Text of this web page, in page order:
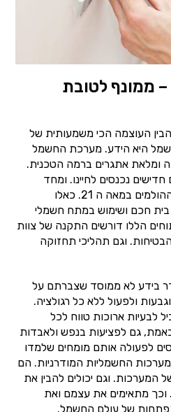
– ממונף לטובת
העוצמה הכי משמעותית של
היא הידע. מערכת החשמל
ומלאת אתגרים ברמה הטכנית.
נכנסים לחיינו. ומחד
מאפשרים את תנאי המגורים ההולמים במאה ה 21. כאלו
חכם ושימוש במתח חשמלי
הללו דורשים התקנה של צוות
וגם תהליכי תחזוקה
בידע לא ממוסד שצברתם על
ולפעול ללא כל רגולציה.
ארוכות טווח לכל
גם לפציעות בנפש ולאבדות
לפעולה אותם מומחים שלמדו
החשמליות המודרניות. הם
המערכות. וגם יכולים להבין את
וכך מתאימים את עצמם ואת
של עולם החשמל.